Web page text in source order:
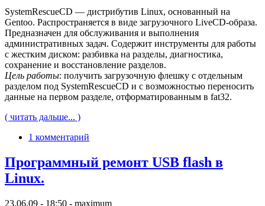
SystemRescueCD — дистрибутив Linux, основанный на
Gentoo. Распространяется в виде загрузочного LiveCD-образа.
Предназначен для обслуживания и выполнения
административных задач. Содержит инструменты для работы
с жестким диском: разбивка на разделы, диагностика,
сохранение и восстановление разделов.
Цель работы: получить загрузочную флешку с отдельным
разделом под SystemRescueCD и с возможностью переносить
данные на первом разделе, отформатированным в fat32.
( читать дальше... )
1 комментарий
Программный ремонт USB flash в
Linux.
23.06.09 - 18:50 - maximum